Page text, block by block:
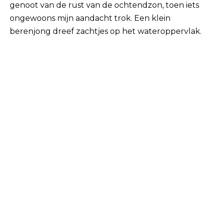
genoot van de rust van de ochtendzon, toen iets
ongewoons mijn aandacht trok. Een klein
berenjong dreef zachtjes op het wateroppervlak.